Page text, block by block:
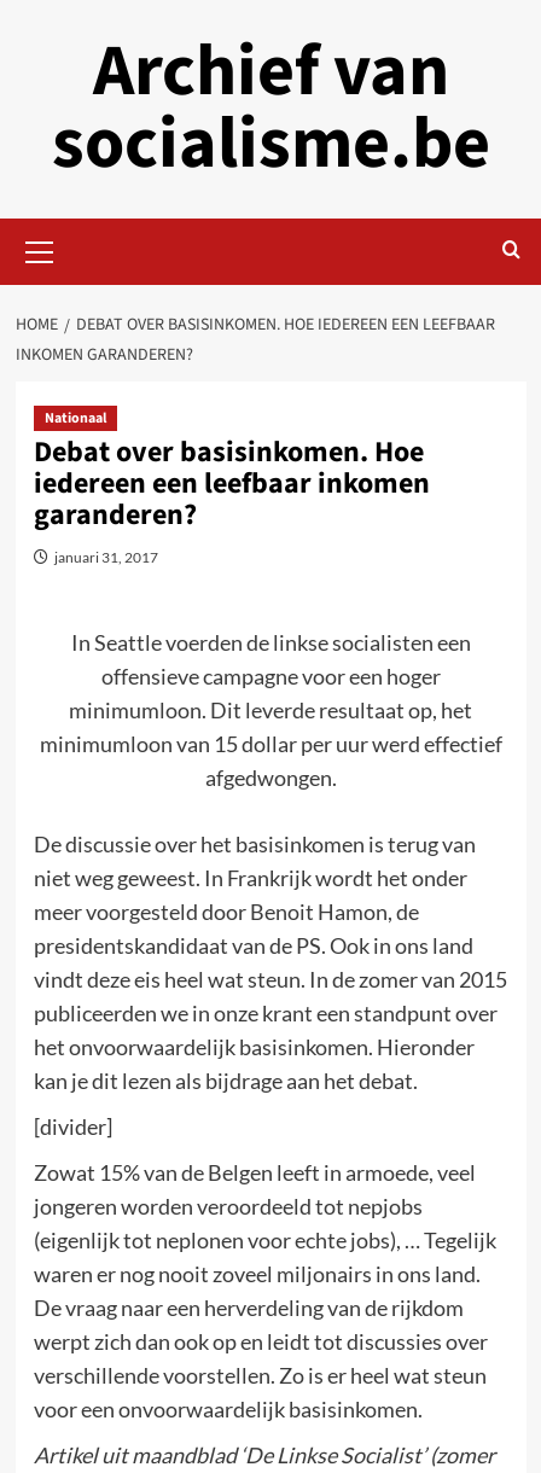
Archief van
socialisme.be
Menu
HOME
DEBAT OVER BASISINKOMEN. HOE IEDEREEN EEN LEEFBAAR
INKOMEN GARANDEREN?
Nationaal
Debat over basisinkomen. Hoe
iedereen een leefbaar inkomen
garanderen?
januari 31, 2017
In Seattle voerden de linkse socialisten een
offensieve campagne voor een hoger
minimumloon. Dit leverde resultaat op, het
minimumloon van 15 dollar per uur werd effectief
afgedwongen.
De discussie over het basisinkomen is terug van
niet weg geweest. In Frankrijk wordt het onder
meer voorgesteld door Benoit Hamon, de
presidentskandidaat van de PS. Ook in ons land
vindt deze eis heel wat steun. In de zomer van 2015
publiceerden we in onze krant een standpunt over
het onvoorwaardelijk basisinkomen. Hieronder
kan je dit lezen als bijdrage aan het debat.
[divider]
Zowat 15% van de Belgen leeft in armoede, veel
jongeren worden veroordeeld tot nepjobs
(eigenlijk tot neplonen voor echte jobs), … Tegelijk
waren er nog nooit zoveel miljonairs in ons land.
De vraag naar een herverdeling van de rijkdom
werpt zich dan ook op en leidt tot discussies over
verschillende voorstellen. Zo is er heel wat steun
voor een onvoorwaardelijk basisinkomen.
Artikel uit maandblad ‘De Linkse Socialist’ (zomer